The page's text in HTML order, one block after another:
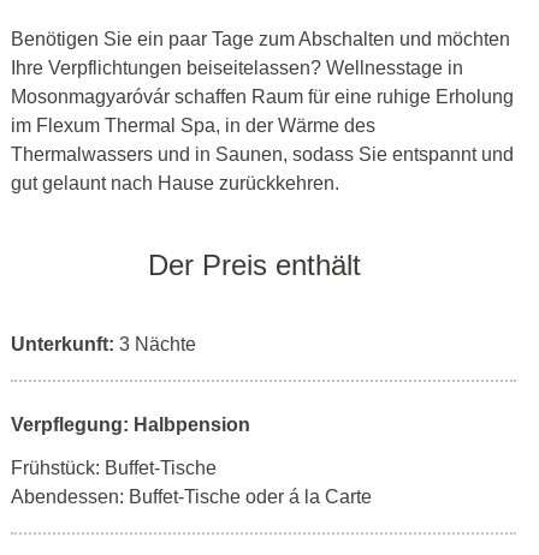
Benötigen Sie ein paar Tage zum Abschalten und möchten
Ihre Verpflichtungen beiseitelassen? Wellnesstage in
Mosonmagyaróvár schaffen Raum für eine ruhige Erholung
im Flexum Thermal Spa, in der Wärme des
Thermalwassers und in Saunen, sodass Sie entspannt und
gut gelaunt nach Hause zurückkehren.
Der Preis enthält
Unterkunft: 3 Nächte
Verpflegung: Halbpension
Frühstück: Buffet-Tische
Abendessen: Buffet-Tische oder á la Carte